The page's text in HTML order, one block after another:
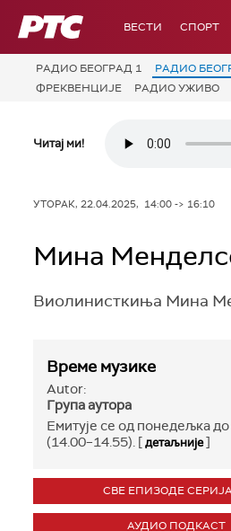
РТС ВЕСТИ СПОРТ
РАДИО БЕОГРАД 1 РАДИО
ФРЕКВЕНЦИЈЕ
РАДИО УЖИВО
Читај ми!
УТОРАК, 22.04.2025, 14:00 -> 16:10
Мина
Виолинисткиња Мина
Време музике
Autor:
Група аутора
Емитује се од понедељка
(14.00–14.55). [детаљније]
СВЕ ЕПИЗОДЕ
АУДИО ПОДКАСТ